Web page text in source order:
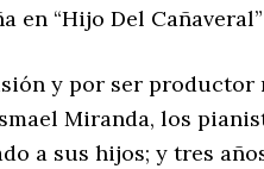
en “Hijo Del
y por ser
Miranda, los
a sus hijos; y tres